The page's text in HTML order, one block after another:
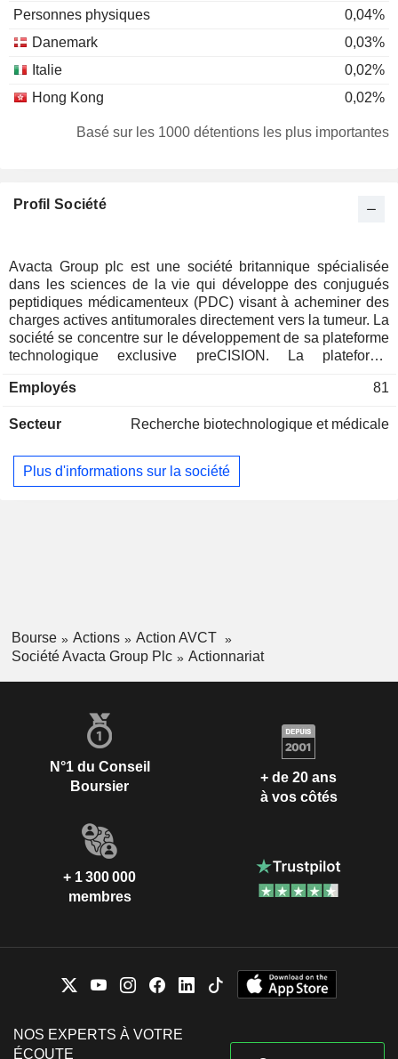
Personnes physiques
0,04%
Danemark
0,03%
Italie
0,02%
Hong Kong
0,02%
Basé sur les 1000 détentions les plus importantes
Profil Société
Avacta Group plc est une société britannique spécialisée
dans les sciences de la vie qui développe des conjugués
peptidiques médicamenteux (PDC) visant à acheminer des
charges actives antitumorales directement vers la tumeur. La
société se concentre sur le développement de sa plateforme
technologique exclusive preCISION. La plateforme
la protéine d’activation des fibroblastes (FAP), dont
par rapport aux tissus sains. La plateforme preCISION
conjugués peptidiques-médicaments preCISION et les
conjugués anticorps/Affimer-médicaments preCISION dans
topoisomérase I (topo I) le plus puissant actuellement en
développement clinique.
Employés 81
Secteur Recherche biotechnologique et médicale
Plus d'informations sur la société
Bourse Actions
Action AVCT
Société Avacta Group Plc
Actionnariat
N°1 du Conseil
Boursier
+ de 20 ans
à vos côtés
+ 1 300 000
membres
NOS EXPERTS À VOTRE
ÉCOUTE